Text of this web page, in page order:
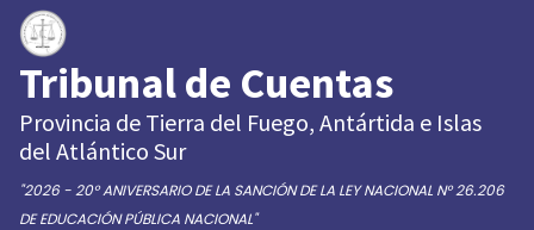
Tribunal de Cuentas
Provincia de Tierra del Fuego, Antártida e Islas
del Atlántico Sur
"2026 - 20° ANIVERSARIO DE LA SANCIÓN DE LA LEY NACIONAL N° 26.206
DE EDUCACIÓN PÚBLICA NACIONAL"